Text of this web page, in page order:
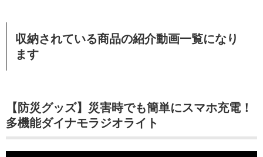
収納されている商品の紹介動画一覧になり
ます
【防災グッズ】災害時でも簡単にスマホ充電！
多機能ダイナモラジオライト